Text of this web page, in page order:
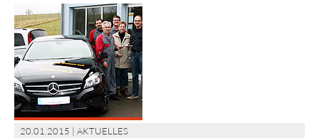
20.01.2015 | AKTUELLES